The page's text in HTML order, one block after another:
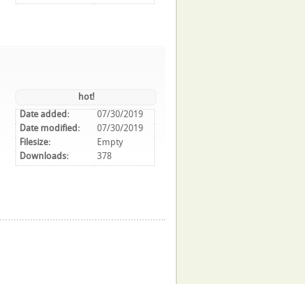
hot!
Date added:
07/30/2019
Date modified:
07/30/2019
Filesize:
Empty
Downloads:
378